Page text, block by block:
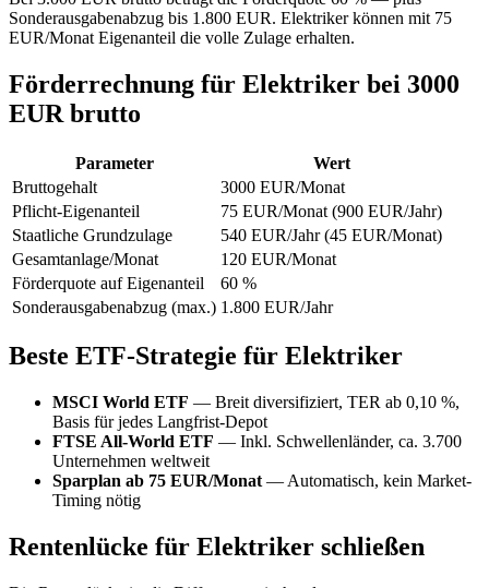
Sonderausgabenabzug bis 1.800 EUR. Elektriker können mit 75
EUR/Monat Eigenanteil die volle Zulage erhalten.
Förderrechnung für Elektriker bei 3000
EUR brutto
Parameter
Wert
Bruttogehalt
3000 EUR/Monat
Pflicht-Eigenanteil
75 EUR/Monat (900 EUR/Jahr)
Staatliche Grundzulage
540 EUR/Jahr (45 EUR/Monat)
Gesamtanlage/Monat
120 EUR/Monat
Förderquote auf Eigenanteil
60 %
Sonderausgabenabzug (max.) 1.800 EUR/Jahr
Beste ETF-Strategie für Elektriker
MSCI World ETF — Breit diversifiziert, TER ab 0,10 %,
Basis für jedes Langfrist-Depot
FTSE All-World ETF — Inkl. Schwellenländer, ca. 3.700
Unternehmen weltweit
Sparplan ab 75 EUR/Monat — Automatisch, kein Market-
Timing nötig
Rentenlücke für Elektriker schließen